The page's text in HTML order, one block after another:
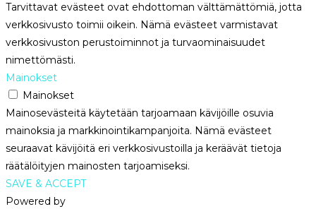
Tarvittavat evästeet ovat ehdottoman välttämättömiä, jotta
verkkosivusto toimii oikein. Nämä evästeet varmistavat
verkkosivuston perustoiminnot ja turvaominaisuudet
nimettömästi.
Mainokset
Mainokset
Mainosevästeitä käytetään tarjoamaan kävijöille osuvia
mainoksia ja markkinointikampanjoita. Nämä evästeet
seuraavat kävijöitä eri verkkosivustoilla ja keräävät tietoja
räätälöityjen mainosten tarjoamiseksi.
SAVE & ACCEPT
Powered by